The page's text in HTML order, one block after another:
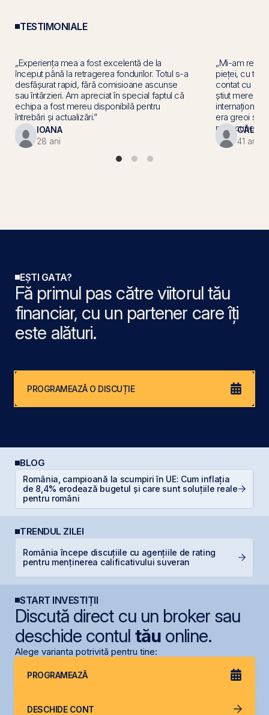
TESTIMONIALE
„Experiența mea a fost excelentă de la
început până la retragerea fondurilor. Totul s-a
desfășurat rapid, fără comisioane ascunse
sau întârzieri. Am apreciat în special faptul că
echipa a fost mereu disponibilă pentru
întrebări și actualizări.”
IOANA
28 ani
„Mi-am
pieței, cu
contat cu
știut mereu
internațional
era greoi și a
mi recupera
CĂLIN
41 ani
EȘTI GATA?
Fă primul pas către viitorul tău
financiar, cu un partener care îți
este alături.
PROGRAMEAZĂ O DISCUȚIE
BLOG
România, campioană la scumpiri în UE: Cum inflația
de 8,4% erodează bugetul și care sunt soluțiile reale
pentru români
TRENDUL ZILEI
România începe discuțiile cu agențiile de rating
pentru menținerea calificativului suveran
START INVESTIȚII
Discută direct cu un broker sau
deschide contul tăuonline.
Alege varianta potrivită pentru tine:
PROGRAMEAZĂ
DESCHIDE CONT